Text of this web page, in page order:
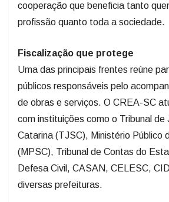
cooperação que beneficia tanto
profissão quanto toda a sociedade.
Fiscalização que protege
Uma das principais frentes reúne
públicos responsáveis pelo
de obras e serviços. O CREA-SC
com instituições como o Tribunal
Catarina (TJSC), Ministério Público
(MPSC), Tribunal de Contas do
Defesa Civil, CASAN, CELESC,
diversas prefeituras.